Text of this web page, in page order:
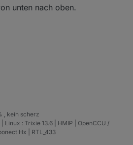
unten nach oben.
, kein scherz
| Linux : Trixie 13.6 | HMIP | OpenCCU /
Hx | RTL_433